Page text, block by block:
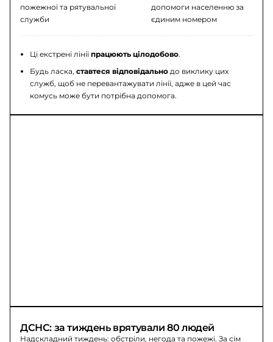
пожежної та рятувальної
служби
допомоги населенню за
єдиним номером
Ці екстрені лініїпрацюють цілодобово.
Будь ласка,ставтеся відповідально до виклику цих
служб, щоб не перевантажувати лінії, адже в цей час
комусь може бути потрібна допомога.
ДСНС: за тиждень врятували 80 людей
Надскладний тиждень: обстріли, негода та пожежі. За сім